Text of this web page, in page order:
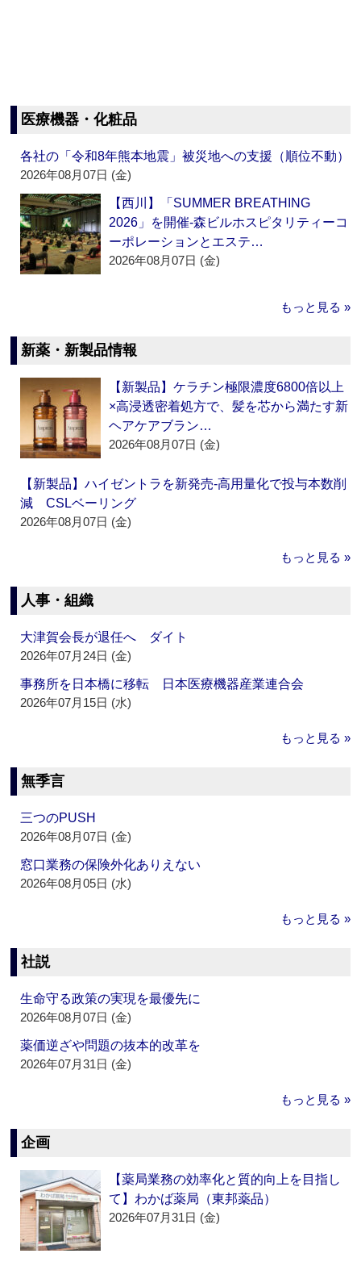
医療機器・化粧品
各社の「令和8年熊本地震」被災地への支援（順位不動）
2026年08月07日 (金)
【西川】「SUMMER BREATHING
2026」を開催‐森ビルホスピタリティーコ
ーポレーションとエステ…
2026年08月07日 (金)
もっと見る »
新薬・新製品情報
【新製品】ケラチン極限濃度6800倍以上
×高浸透密着処方で、髪を芯から満たす新
ヘアケアブラン…
2026年08月07日 (金)
【新製品】ハイゼントラを新発売‐高用量化で投与本数削
減 CSLベーリング
2026年08月07日 (金)
もっと見る »
人事・組織
大津賀会長が退任へ ダイト
2026年07月24日 (金)
事務所を日本橋に移転 日本医療機器産業連合会
2026年07月15日 (水)
もっと見る »
無季言
三つのPUSH
2026年08月07日 (金)
窓口業務の保険外化ありえない
2026年08月05日 (水)
もっと見る »
社説
生命守る政策の実現を最優先に
2026年08月07日 (金)
薬価逆ざや問題の抜本的改革を
2026年07月31日 (金)
もっと見る »
企画
【薬局業務の効率化と質的向上を目指し
て】わかば薬局（東邦薬品）
2026年07月31日 (金)